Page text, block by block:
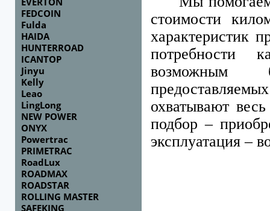
FEDCOIN
Fulda
HAIDA
HUNTERROAD
ICANTOP
Jinyu
Kelly
Leao
LingLong
NEW POWER
ONYX
Powertrac
PRIMETRAC
RoadLux
ROADMAX
ROADSTAR
ROLLING MASTER
SAFEKING
стоимости
характеристик
потребности
возможным
охватывают
подбор –
эксплуатация –